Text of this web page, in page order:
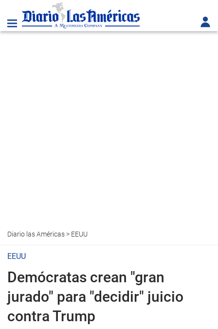
Diario las Américas> EEUU
EEUU
Demócratas crean "gran
jurado" para "decidir" juicio
contra Trump